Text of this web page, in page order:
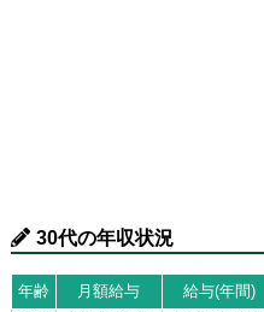
30代の年収状況
年齢 月額給与 給与(年間)